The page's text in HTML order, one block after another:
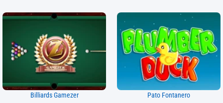
Billiards Gamezer Pato Fontanero